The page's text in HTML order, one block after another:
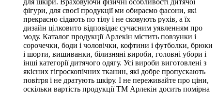
для шкіри. Враховуючи фізичні особливості дитячої
фігури, для своєї продукції ми обираємо фасони, які
прекрасно сідають по тілу і не сковують рухів, а їх
дизайн цілковито відповідає сучасним уявленням про
моду. Каталог продукції Арлекін містить повзунки і
сорочечки, боди і чоловічки, кофтини і футболки, брюки
і шорти, вишиванки, білизняні вироби, головні убори і
інші категорії дитячого одягу. Усі вироби виготовлені з
якісних гігроскопічних тканин, які добре пропускають
повітря і не дратують шкіру. І не переживайте про ціни,
оскільки вартість продукції ТМ Арлекін досить помірна